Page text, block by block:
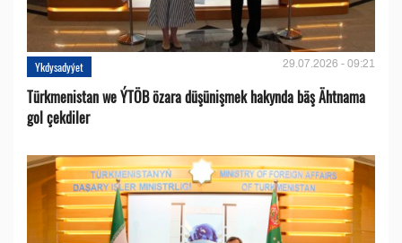
Ykdysadyýet 29.07.2026 - 09:21
Türkmenistan we ÝTÖB özara düşünişmek hakynda bäş Ähtnama
gol çekdiler